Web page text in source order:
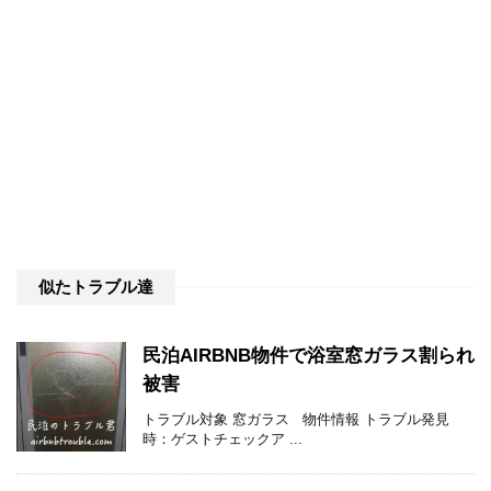
似たトラブル達
民泊AIRBNB物件で浴室窓ガラス割られ
被害
トラブル対象 窓ガラス 物件情報 トラブル発見
時：ゲストチェックア ...